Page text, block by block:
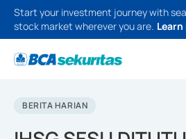
Start your investment journey with
stock market wherever you are.
BERITA HARIAN